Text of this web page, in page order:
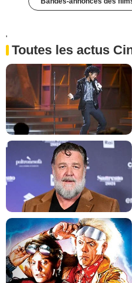
'
Toutes les actus